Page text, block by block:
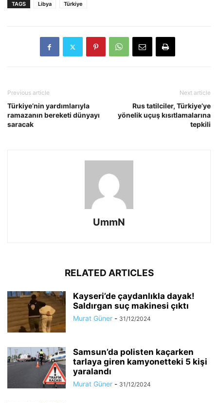
TAGS Libya Türkiye
Previous article
Türkiye’nin yardımlarıyla
ramazanın bereketi dünyayı
saracak
Next article
Rus tatilciler, Türkiye’ye
yönelik uçuş kısıtlamalarına
tepkili
UmmN
RELATED ARTICLES
Kayseri’de çaydanlıkla dayak!
Saldırgan suç makinesi çıktı
Murat Güner - 31/12/2024
Samsun’da polisten kaçarken
tarlaya giren kamyonetteki 5 kişi
yaralandı
Murat Güner - 31/12/2024